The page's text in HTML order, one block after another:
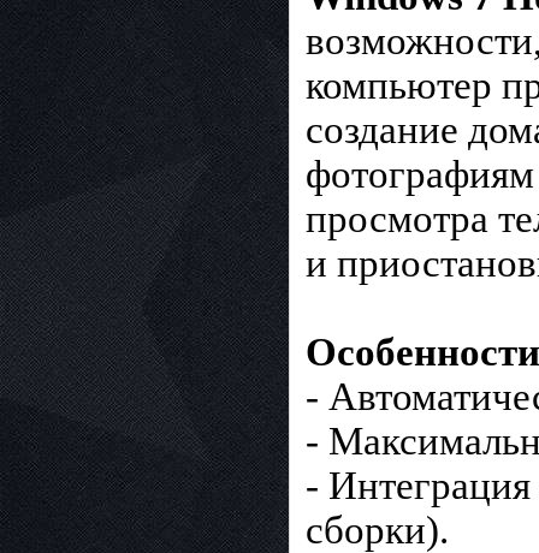
компьютер
создание
просмотра
и
-
-
-
сборки).